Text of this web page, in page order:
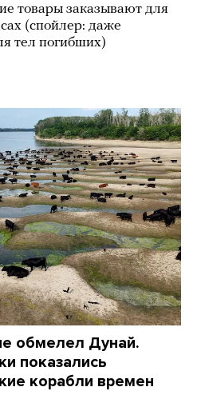
товары заказывают для
(спойлер: даже
тел погибших)
обмелел Дунай.
показались
корабли времен